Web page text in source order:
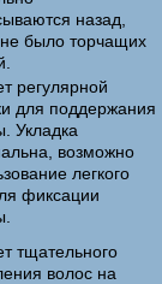
назад,
было торчащих
регулярной
для поддержания
Укладка
возможно
легкого
фиксации
тщательного
волос на